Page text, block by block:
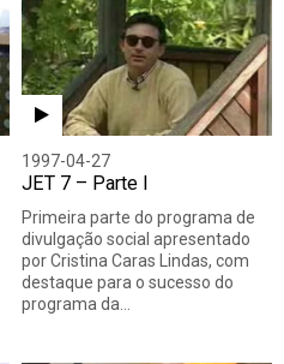
1997-04-27
JET 7 – Parte I
Primeira parte do programa de
divulgação social apresentado
por Cristina Caras Lindas, com
destaque para o sucesso do
programa da…